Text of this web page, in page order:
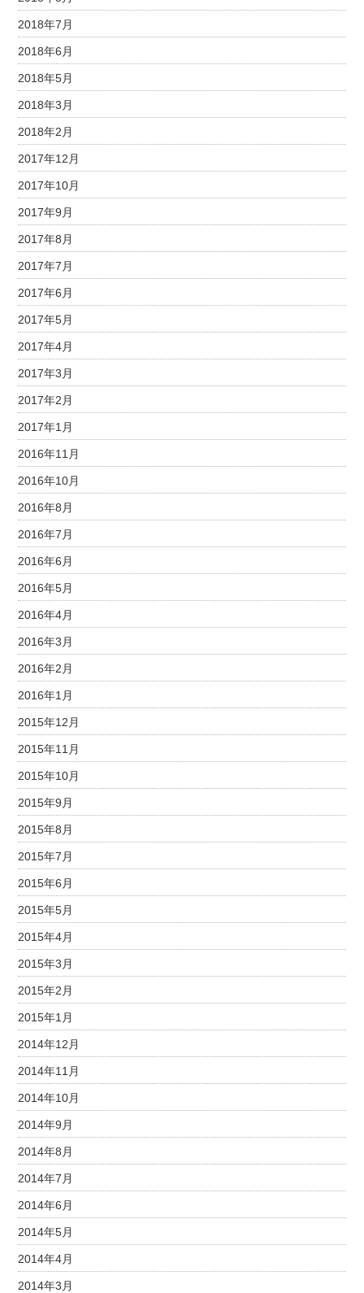
2018年7月
2018年6月
2018年5月
2018年3月
2018年2月
2017年12月
2017年10月
2017年9月
2017年8月
2017年7月
2017年6月
2017年5月
2017年4月
2017年3月
2017年2月
2017年1月
2016年11月
2016年10月
2016年8月
2016年7月
2016年6月
2016年5月
2016年4月
2016年3月
2016年2月
2016年1月
2015年12月
2015年11月
2015年10月
2015年9月
2015年8月
2015年7月
2015年6月
2015年5月
2015年4月
2015年3月
2015年2月
2015年1月
2014年12月
2014年11月
2014年10月
2014年9月
2014年8月
2014年7月
2014年6月
2014年5月
2014年4月
2014年3月